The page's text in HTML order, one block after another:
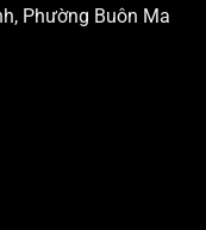
Phường Buôn Ma